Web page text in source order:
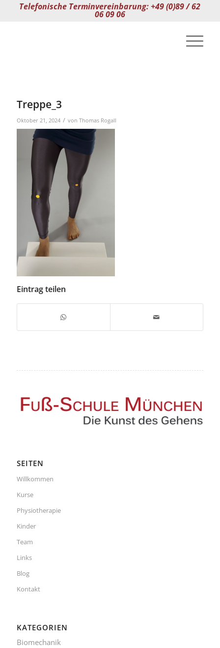
Telefonische Terminvereinbarung: +49 (0)89 / 62
06 09 06
Treppe_3
Oktober 21, 2024 / von Thomas Rogall
Eintrag teilen
SEITEN
Willkommen
Kurse
Physiotherapie
Kinder
Team
Links
Blog
Kontakt
KATEGORIEN
Biomechanik